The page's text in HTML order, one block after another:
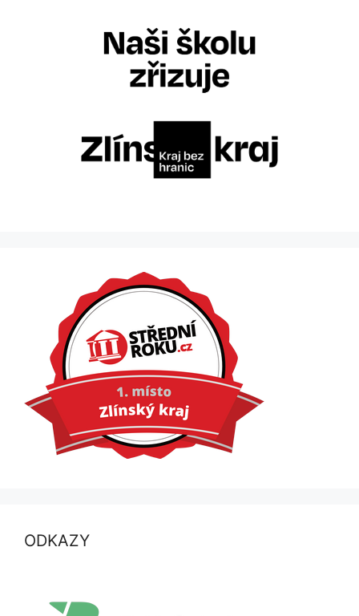
ODKAZY